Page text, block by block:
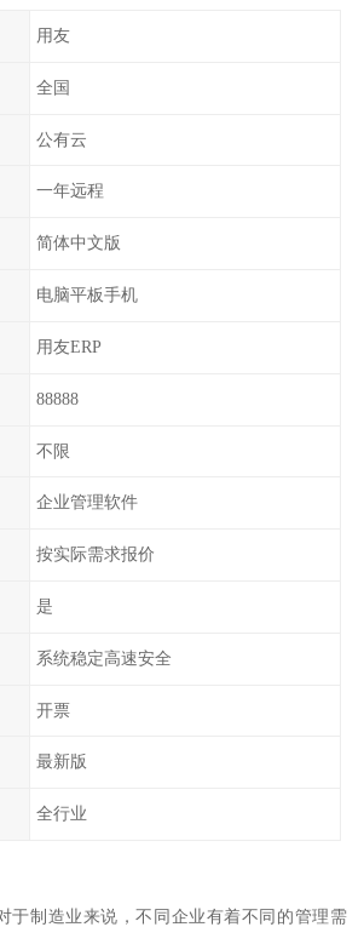
用友
全国
公有云
一年远程
简体中文版
电脑平板手机
用友ERP
88888
不限
企业管理软件
按实际需求报价
是
系统稳定高速安全
开票
最新版
全行业
于制造业来说，不同企业有着不同的管理需